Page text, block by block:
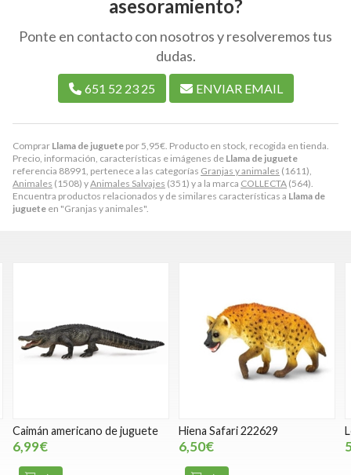
Comprar Llama de juguete por 5,95€ . Producto en stock, recogida en tienda.
Precio, información, características e imágenes de Llama de juguete
referencia 88991, pertenece a las categorías Granjas y animales (1611),
Animales (1508) yAnimales Salvajes (351) y a la marca COLLECTA (564).
Encuentra productos relacionados y de similares características a Llama de
juguete en "Granjas y animales".
asesoramiento?
Ponte en contacto con nosotros y resolveremos tus
dudas.
651 52 23 25 ENVIAR EMAIL
Caimán americano de juguete
6,99€
Hiena Safari 222629
6,50€